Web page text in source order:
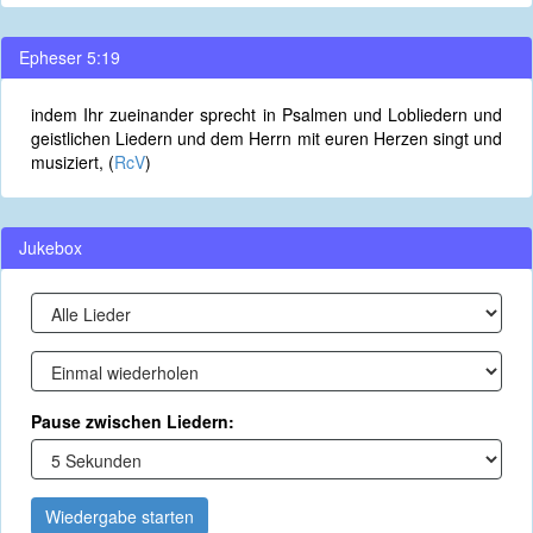
Epheser 5:19
indem Ihr zueinander sprecht in Psalmen und Lobliedern und
geistlichen Liedern und dem Herrn mit euren Herzen singt und
musiziert, (RcV)
Jukebox
Pause zwischen Liedern:
Wiedergabe starten